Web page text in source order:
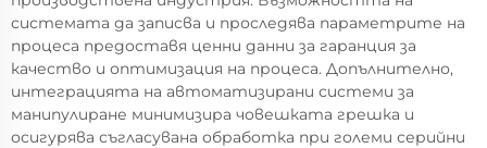
системата да записва и проследява параметрите на
процеса предоставя ценни данни за гаранция за
качество и оптимизация на процеса. Допълнително,
интеграцията на автоматизирани системи за
манипулиране минимизира човешката грешка и
осигурява съгласувана обработка при големи серийни